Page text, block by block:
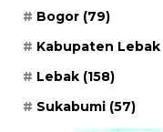
Bogor (79)
Kabupaten Lebak
Lebak (158)
Sukabumi (57)